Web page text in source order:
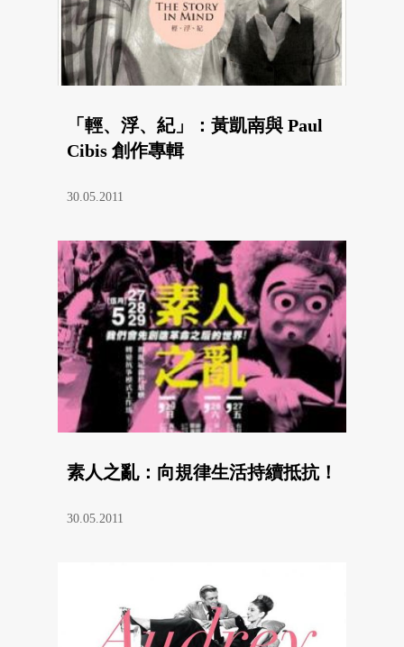
「輕、浮、紀」：黃凱南與 Paul
Cibis 創作專輯
30.05.2011
素人之亂：向規律生活持續抵抗！
30.05.2011